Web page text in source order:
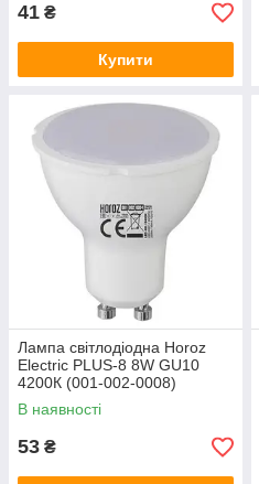
41 ₴
Купити
Лампа світлодіодна Horoz
Electric PLUS-8 8W GU10
4200К (001-002-0008)
В наявності
53 ₴